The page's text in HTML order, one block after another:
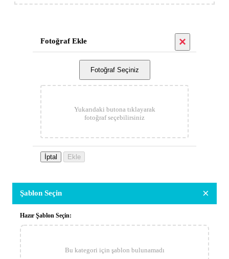
Fotoğraf Ekle ×
Fotoğraf Seçiniz
Yukarıdaki butona tıklayarak
fotoğraf seçebilirsiniz
İptal Ekle
Şablon Seçin ×
Hazır Şablon Seçin:
Bu kategori için şablon bulunamadı